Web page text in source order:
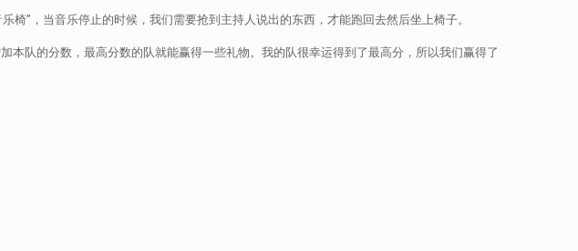
”，当音乐停止的时候，我们需要抢到主持人说出的东西，才能跑回去然后坐上椅子。
队的分数，最高分数的队就能赢得一些礼物。我的队很幸运得到了最高分，所以我们赢得了